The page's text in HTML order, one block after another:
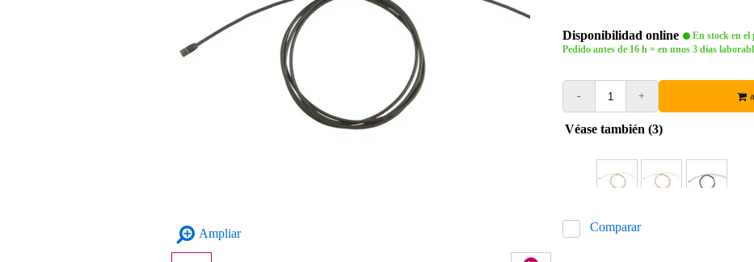
Ampliar
Disponibilidad online
En stock en el
Pedido antes de 16 h = en unos 3 días
- +
Véase también (3)
Comparar